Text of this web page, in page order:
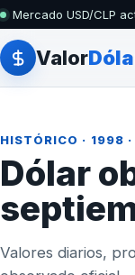
Mercado USD/CLP
Valor
HISTÓRICO · 1998
Dólar
Valores diarios,